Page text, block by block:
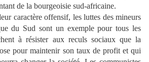
de la bourgeoisie sud-africaine.
caractère offensif, les luttes des mineurs
du Sud sont un exemple pour tous les
à résister aux reculs sociaux que la
pour maintenir son taux de profit et qui